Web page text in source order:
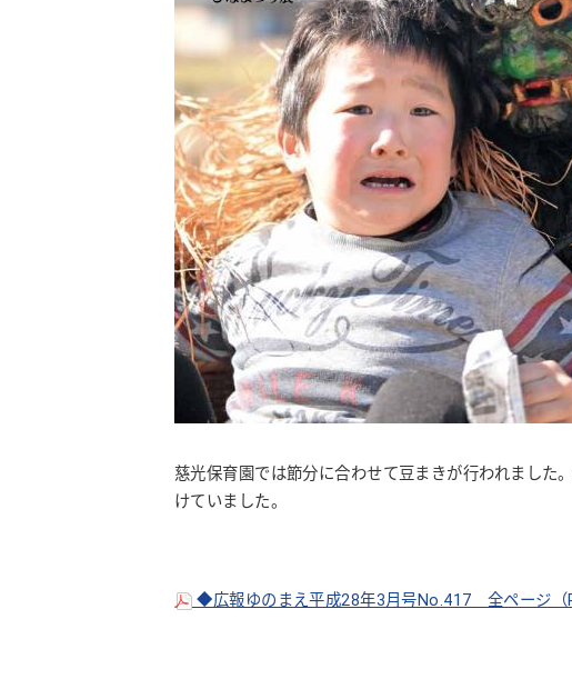
「よい子に育ちま
慈光保育園では節分に合わせて豆まきが行われました
けていました。
◆広報ゆのまえ平成28年3月号No.417 全ページ（